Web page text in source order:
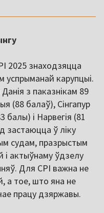
2025 знаходзяцца
успрыманай карупцыі.
з паказнікам 89
(88 балаў), Сінгапур
і Нарвегія (81
застаюцца ў ліку
судам, празрыстым
і актыўнаму ўдзелу
Для CPI важна не
а тое, што яна не
працу дзяржавы.